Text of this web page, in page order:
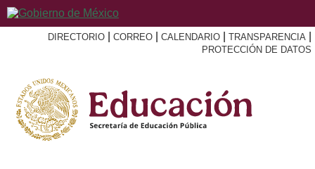
DIRECTORIO CORREO CALENDARIO TRANSPARENCIA
PROTECCIÓN DE DATOS